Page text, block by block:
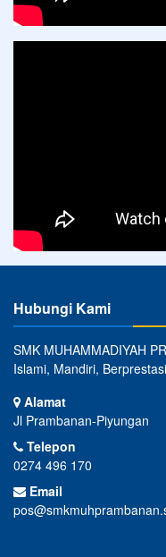
Hubungi Kami
SMK MUHAMMADIYAH
Islami, Mandiri, Berprestasi
Alamat
Jl Prambanan-Piyungan
Telepon
0274 496 170
Email